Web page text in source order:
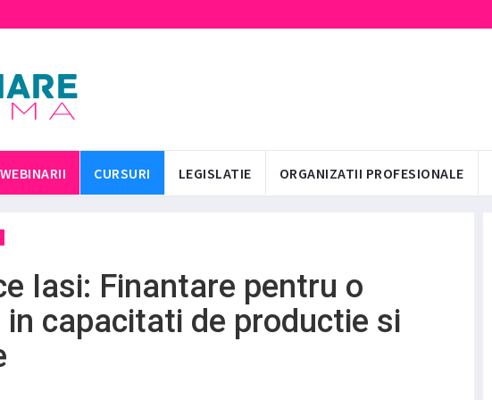
WEBINARII CURSURI LEGISLATIE ORGANIZATII PROFESIONALE
Iasi: Finantare pentru o
capacitati de productie si